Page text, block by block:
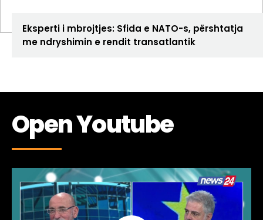
Eksperti i mbrojtjes: Sfida e NATO-s, përshtatja
me ndryshimin e rendit transatlantik
Open Youtube